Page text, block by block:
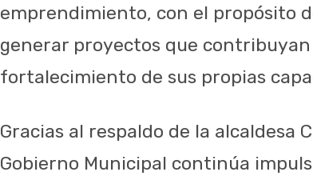
emprendimiento, con el propósito
generar proyectos que
fortalecimiento de sus propias
Gracias al respaldo de la alcaldesa
Gobierno Municipal continúa